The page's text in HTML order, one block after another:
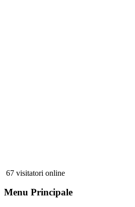
67 visitatori online
Menu Principale